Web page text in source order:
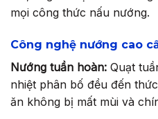
mọi công thức nấu nướng.
Công nghệ nướng cao
Nướng tuần hoàn: Quạt
nhiệt phân bố đều đến
ăn không bị mất mùi và